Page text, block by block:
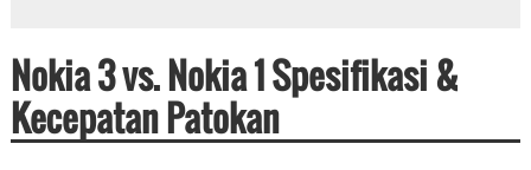
Nokia 3 vs. Nokia 1 Spesifikasi &
Kecepatan Patokan